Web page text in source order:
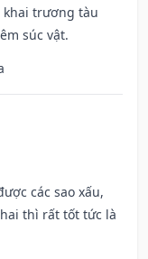
khai trương tàu
súc vật.
các sao xấu,
thì rất tốt tức là